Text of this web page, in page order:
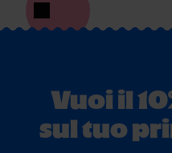
Vuoi il
sul tuo